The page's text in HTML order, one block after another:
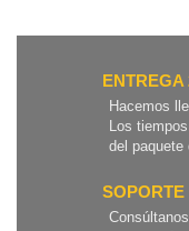
ENTREGA
Hacemos
Los
del paquete